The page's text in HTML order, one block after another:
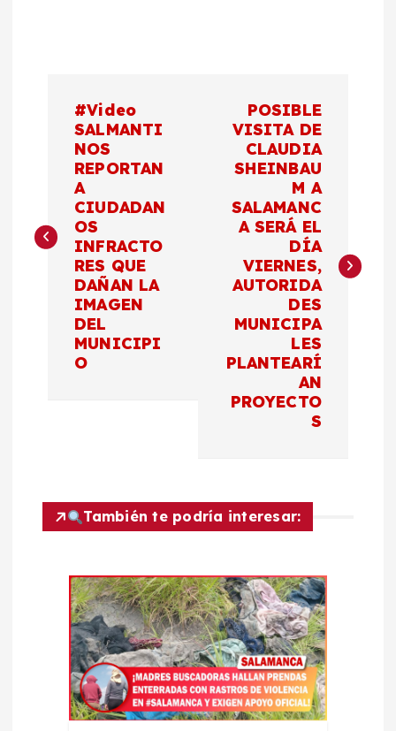
e
d
#Video
SALMANTI
NOS
REPORTAN
A
CIUDADAN
OS
INFRACTO
RES QUE
DAÑAN LA
IMAGEN
DEL
MUNICIPI
O
POSIBLE
VISITA DE
CLAUDIA
SHEINBAU
M A
SALAMANC
A SERÁ EL
DÍA
VIERNES,
AUTORIDA
DES
MUNICIPA
LES
PLANTEARÍ
AN
PROYECTO
S
También te podría interesar: